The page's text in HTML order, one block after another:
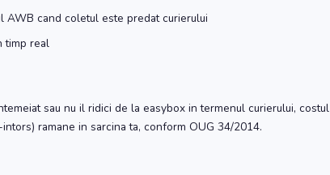
AWB cand coletul este predat curierului
timp real
sau nu il ridici de la easybox in termenul curierului, costul
ramane in sarcina ta, conform OUG 34/2014.